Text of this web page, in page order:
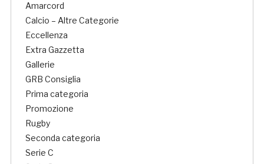
Amarcord
Calcio – Altre Categorie
Eccellenza
Extra Gazzetta
Gallerie
GRB Consiglia
Prima categoria
Promozione
Rugby
Seconda categoria
Serie C